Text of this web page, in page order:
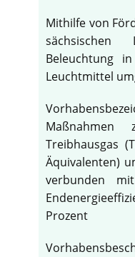
Mithilfe von
Beleuchtung
Leuchtmittel
Maßnahmen
Treibhausgas
Äquivalenten)
verbunden
Prozent